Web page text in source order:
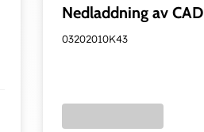
Nedladdning av CAD
03202010K43